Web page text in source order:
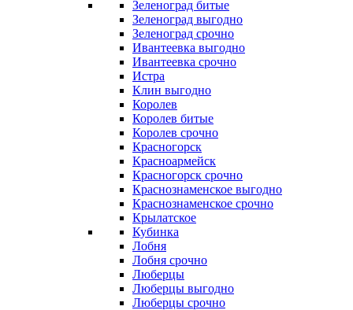
Зеленоград битые
Зеленоград выгодно
Зеленоград срочно
Ивантеевка выгодно
Ивантеевка срочно
Истра
Клин выгодно
Королев
Королев битые
Королев срочно
Красногорск
Красноармейск
Красногорск срочно
Краснознаменское выгодно
Краснознаменское срочно
Крылатское
Кубинка
Лобня
Лобня срочно
Люберцы
Люберцы выгодно
Люберцы срочно